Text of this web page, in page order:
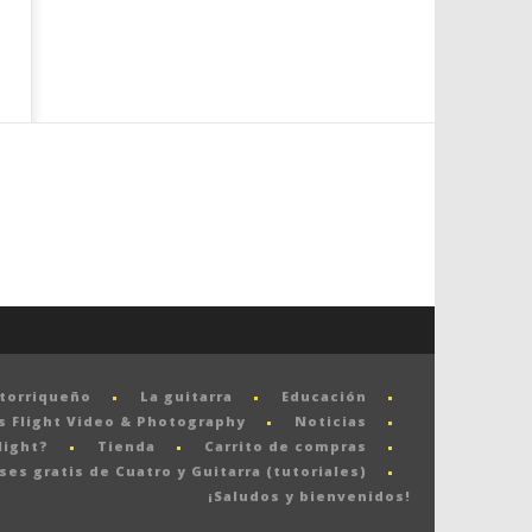
La guitarra
Educación
Flight Video & Photography
Noticias
Tienda
Carrito de compras
gratis de Cuatro y Guitarra (tutoriales)
¡Saludos y bienvenidos!